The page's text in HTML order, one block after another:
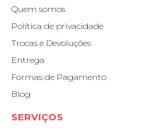
Quem somos
Política de privacidade
Trocas e Devoluções
Entrega
Formas de Pagamento
Blog
SERVIÇOS